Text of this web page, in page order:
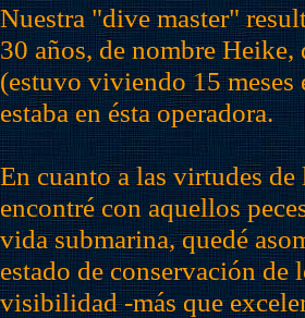
Nuestra "dive master"
30 años, de nombre
(estuvo viviendo 15 meses
estaba en ésta operadora.
En cuanto a las virtudes
encontré con aquellos
vida submarina, quedé
estado de conservación de
visibilidad -más que